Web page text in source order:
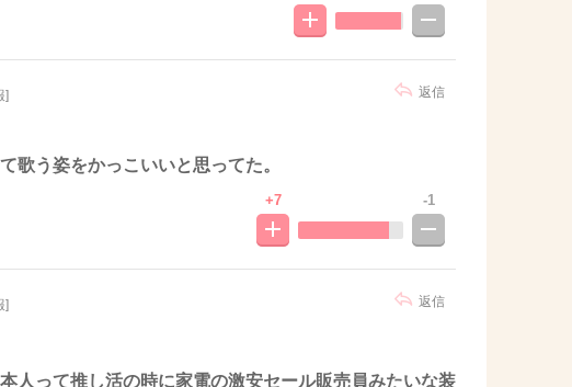
]
歌う姿をかっこいいと思ってた。
返信
+7 -1
]
人って推し活の時に家電の激安セール販売員みたいな装
返信